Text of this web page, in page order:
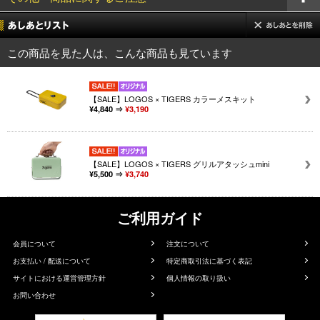
この商品を見た人は、こんな商品も見ています
【SALE】LOGOS × TIGERS カラーメスキット
¥4,840 ⇒ ¥3,190
【SALE】LOGOS × TIGERS グリルアタッシュmini
¥5,500 ⇒ ¥3,740
ご利用ガイド
会員について
注文について
お支払い / 配送について
特定商取引法に基づく表記
サイトにおける運営管理方針
個人情報の取り扱い
お問い合わせ